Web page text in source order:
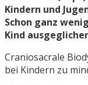
Kindern und
Schon ganz
Kind
Craniosacrale
bei Kindern zu